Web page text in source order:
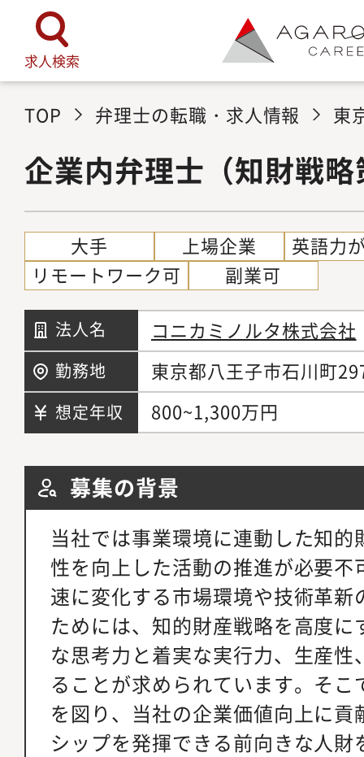
求人検索
TOP 弁理士の転職・求人情報 東
企業内弁理士（知財戦
大手 上場企業
英語力
リモートワーク可
副業可
法人名 コニカミノルタ株式会社
勤務地 東京都八王子市石川町
想定年収 800~1,300万円
募集の背景
当社では事業環境に連動した知
性を向上した活動の推進が必要
速に変化する市場環境や技術革
ためには、知的財産戦略を高度
な思考力と着実な実行力、生産
ることが求められています。そ
を図り、当社の企業価値向上に
シップを発揮できる前向きな人